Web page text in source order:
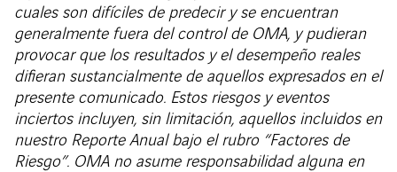
cuales son difíciles de predecir y se encuentran
generalmente fuera del control de OMA, y pudieran
provocar que los resultados y el desempeño reales
difieran sustancialmente de aquellos expresados en el
presente comunicado. Estos riesgos y eventos
inciertos incluyen, sin limitación, aquellos incluidos en
nuestro Reporte Anual bajo el rubro “Factores de
Riesgo”. OMA no asume responsabilidad alguna en